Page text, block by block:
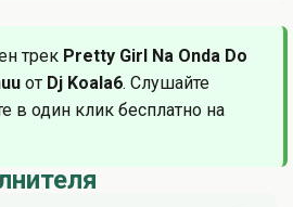
трек Pretty Girl Na Onda Do
от Dj Koala6. Слушайте
в один клик бесплатно на